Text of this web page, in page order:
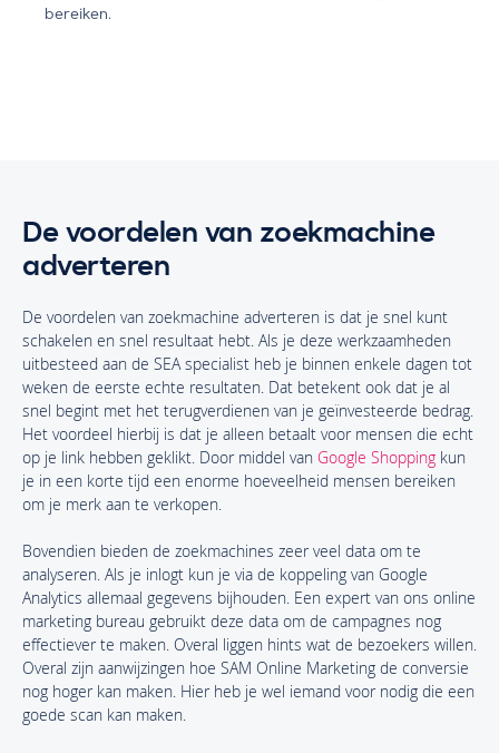
bereiken.
De voordelen van zoekmachine
adverteren
De voordelen van zoekmachine adverteren is dat je snel kunt
schakelen en snel resultaat hebt. Als je deze werkzaamheden
uitbesteed aan de SEA specialist heb je binnen enkele dagen tot
weken de eerste echte resultaten. Dat betekent ook dat je al
snel begint met het terugverdienen van je geïnvesteerde bedrag.
Het voordeel hierbij is dat je alleen betaalt voor mensen die echt
op je link hebben geklikt. Door middel van Google Shopping kun
je in een korte tijd een enorme hoeveelheid mensen bereiken
om je merk aan te verkopen.
Bovendien bieden de zoekmachines zeer veel data om te
analyseren. Als je inlogt kun je via de koppeling van Google
Analytics allemaal gegevens bijhouden. Een expert van ons online
marketing bureau gebruikt deze data om de campagnes nog
effectiever te maken. Overal liggen hints wat de bezoekers willen.
Overal zijn aanwijzingen hoe SAM Online Marketing de conversie
nog hoger kan maken. Hier heb je wel iemand voor nodig die een
goede scan kan maken.